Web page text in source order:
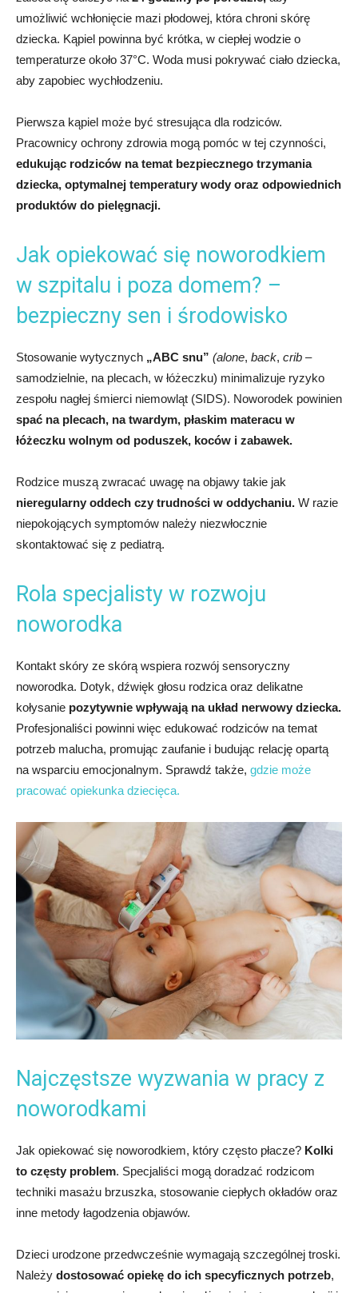
umożliwić wchłonięcie mazi płodowej, która chroni skórę
dziecka. Kąpiel powinna być krótka, w ciepłej wodzie o
temperaturze około 37°C. Woda musi pokrywać ciało dziecka,
aby zapobiec wychłodzeniu.
Pierwsza kąpiel może być stresująca dla rodziców.
Pracownicy ochrony zdrowia mogą pomóc w tej czynności,
edukując rodziców na temat bezpiecznego trzymania
dziecka, optymalnej temperatury wody oraz odpowiednich
produktów do pielęgnacji.
Jak opiekować się noworodkiem
w szpitalu i poza domem? –
bezpieczny sen i środowisko
Stosowanie wytycznych „ABC snu” (alone, back, crib –
samodzielnie, na plecach, w łóżeczku) minimalizuje ryzyko
zespołu nagłej śmierci niemowląt (SIDS). Noworodek powinien
spać na plecach, na twardym, płaskim materacu w
łóżeczku wolnym od poduszek, koców i zabawek.
Rodzice muszą zwracać uwagę na objawy takie jak
nieregularny oddech czy trudności w oddychaniu. W razie
niepokojących symptomów należy niezwłocznie
skontaktować się z pediatrą.
Rola specjalisty w rozwoju
noworodka
Kontakt skóry ze skórą wspiera rozwój sensoryczny
noworodka. Dotyk, dźwięk głosu rodzica oraz delikatne
kołysanie pozytywnie wpływają na układ nerwowy dziecka.
Profesjonaliści powinni więc edukować rodziców na temat
potrzeb malucha, promując zaufanie i budując relację opartą
na wsparciu emocjonalnym. Sprawdź także, gdzie może
pracować opiekunka dziecięca.
Najczęstsze wyzwania w pracy z
noworodkami
Jak opiekować się noworodkiem, który często płacze? Kolki
to częsty problem. Specjaliści mogą doradzać rodzicom
techniki masażu brzuszka, stosowanie ciepłych okładów oraz
inne metody łagodzenia objawów.
Dzieci urodzone przedwcześnie wymagają szczególnej troski.
Należy dostosować opiekę do ich specyficznych potrzeb,